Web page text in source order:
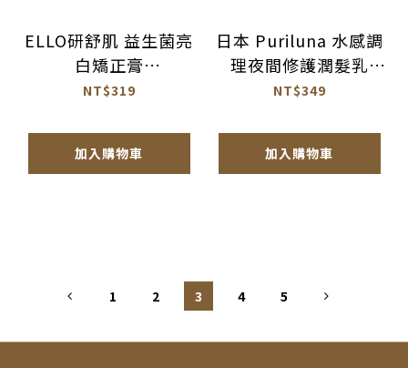
ELLO研舒肌 益生菌亮
白矯正膏
55ml【BN017】
NT$319
加入購物車
日本 Puriluna 水感調
理夜間修護潤髮乳
380ml【AH066】
NT$349
加入購物車
1 2 3 4 5